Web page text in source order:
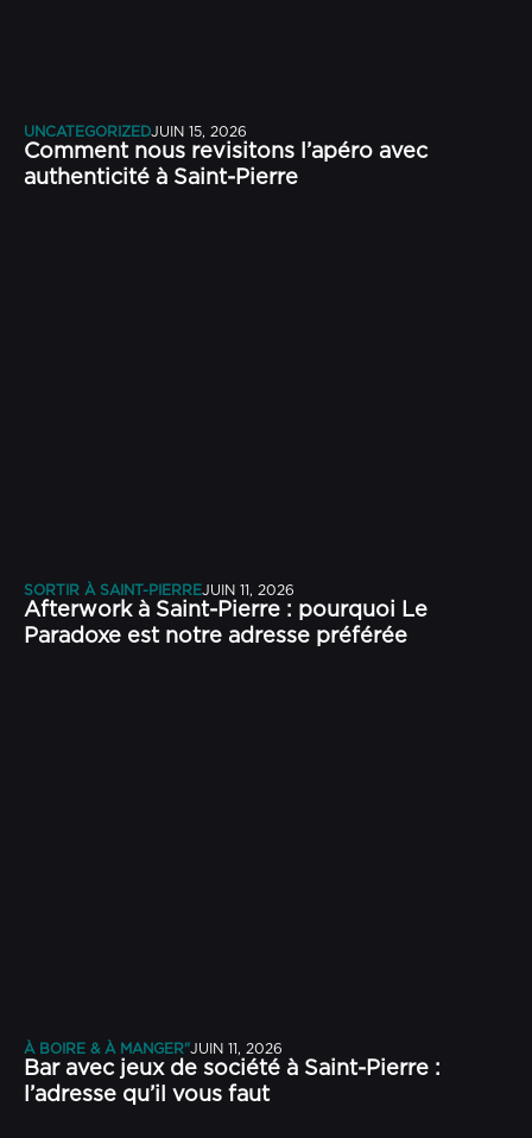
UNCATEGORIZEDJUIN 15, 2026
Comment nous revisitons l’apéro avec
authenticité à Saint-Pierre
SORTIR À SAINT-PIERREJUIN 11, 2026
Afterwork à Saint-Pierre : pourquoi Le
Paradoxe est notre adresse préférée
À BOIRE & À MANGER"JUIN 11, 2026
Bar avec jeux de société à Saint-Pierre :
l’adresse qu’il vous faut